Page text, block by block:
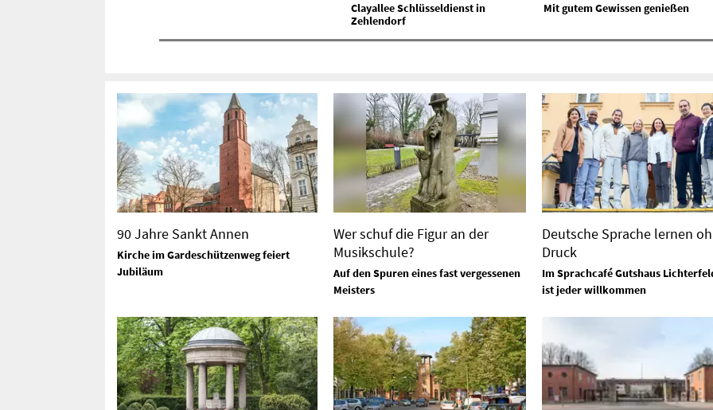
Clayallee Schlüsseldienst in
Zehlendorf
Mit gutem Gewissen genießen
90 Jahre Sankt Annen
Kirche im Gardeschützenweg feiert
Jubiläum
Wer schuf die Figur an der
Musikschule?
Auf den Spuren eines fast vergessenen
Meisters
Deutsche Sprache lernen
Druck
Im Sprachcafé Gutshaus
ist jeder willkommen